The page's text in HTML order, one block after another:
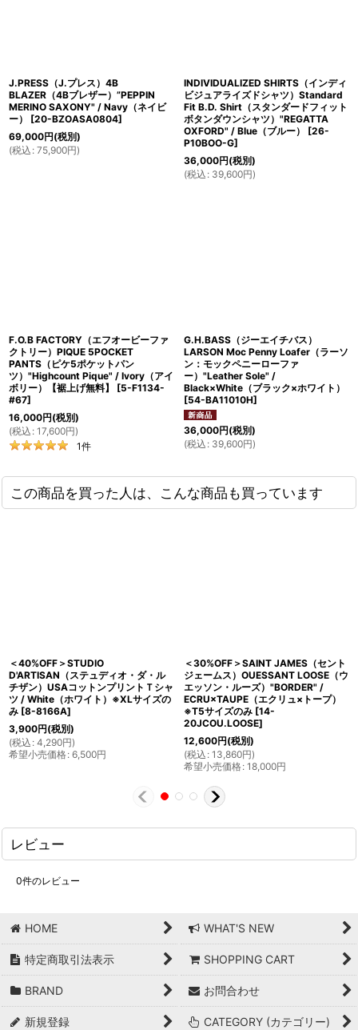
J.PRESS（J.プレス）4B
BLAZER（4Bブレザー）”PEPPIN
MERINO SAXONY" / Navy（ネイビ
ー）
[20-BZOASA0804]
69,000円(税別)
(税込 : 75,900円)
INDIVIDUALIZED SHIRTS（インディ
ビジュアライズドシャツ）Standard
Fit B.D. Shirt（スタンダードフィット
ボタンダウンシャツ）"REGATTA
OXFORD" / Blue（ブルー）
[26-
P10BOO-G]
36,000円(税別)
(税込 : 39,600円)
F.O.B FACTORY（エフオービーファ
クトリー）PIQUE 5POCKET
PANTS（ピケ5ポケットパン
ツ）"Highcount Pique" / Ivory（アイ
ボリー）【裾上げ無料】
[5-F1134-
#67]
16,000円(税別)
(税込 : 17,600円)
1件
G.H.BASS（ジーエイチバス）
LARSON Moc Penny Loafer（ラーソ
ン：モックペニーローファ
ー）"Leather Sole" /
Black×White（ブラック×ホワイト）
[54-BA11010H]
36,000円(税別)
(税込 : 39,600円)
この商品を買った人は、こんな商品も買っています
＜40%OFF＞STUDIO
D'ARTISAN（ステュディオ・ダ・ル
チザン）USAコットンプリントＴシャ
ツ / White（ホワイト）※XLサイズの
み [8-8166A]
3,900円(税別)
(税込 : 4,290円)
希望小売価格: 6,500円
＜30%OFF＞SAINT JAMES（セント
ジェームス）OUESSANT LOOSE（ウ
エッソン・ルーズ）"BORDER" /
ECRU×TAUPE（エクリュ×トープ）
※T5サイズのみ [14-
20JCOU.LOOSE]
12,600円(税別)
(税込 : 13,860円)
希望小売価格: 18,000円
レビュー
0件のレビュー
HOME WHAT'S NEW
特定商取引法表示 SHOPPING CART
BRAND お問合わせ
新規登録 CATEGORY (カテゴリー)